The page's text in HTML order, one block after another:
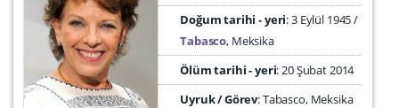
Doğum tarihi - yeri 3 Eylül 1945
Tabasco, Meksika
Ölüm tarihi - yeri:20 Şubat 2014
Uyruk / Görev: Tabasco, Meksika